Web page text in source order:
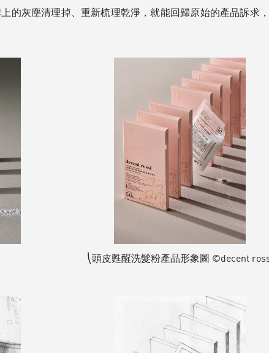
的灰塵清理掉、重新梳理乾淨，就能回歸原始的產品訴求
⎝頭皮甦醒洗髮粉產品形象圖 ©decent